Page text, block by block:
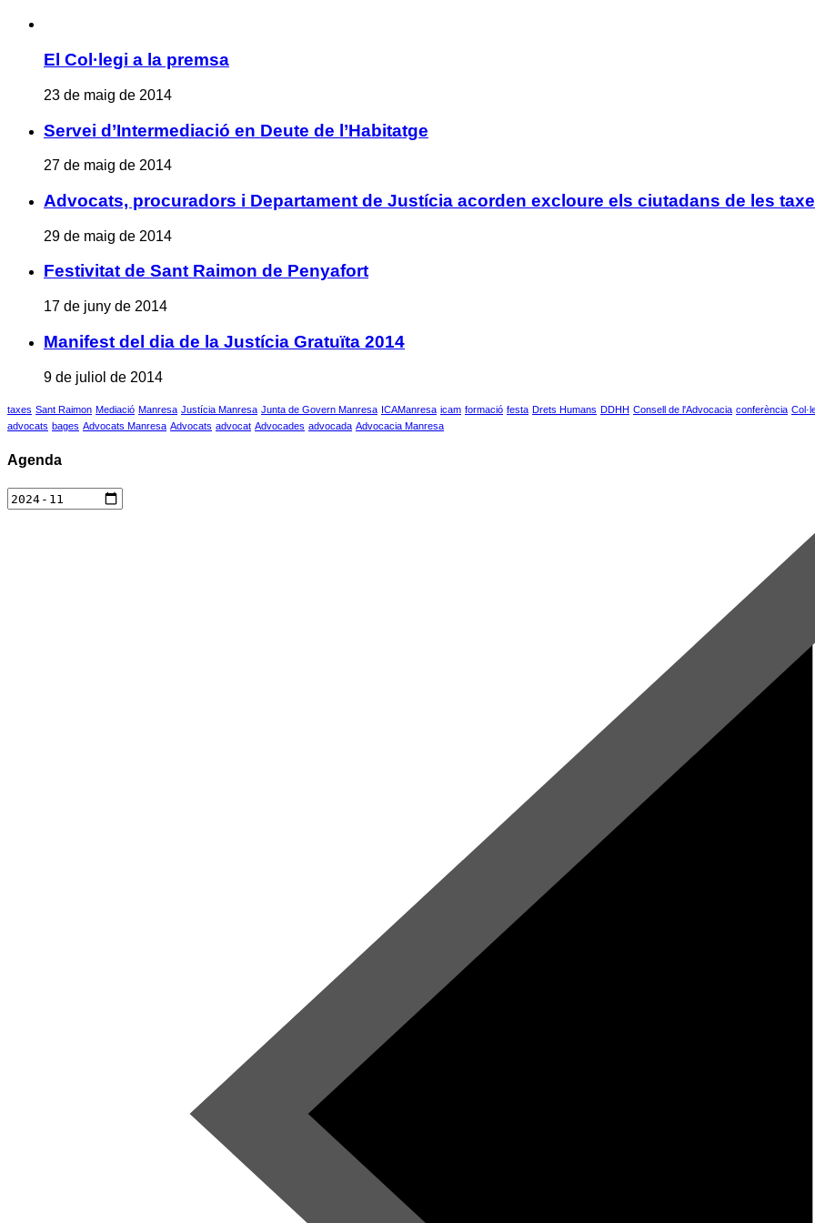
El Col·legi a la premsa
23 de maig de 2014
Servei d’Intermediació en Deute de l’Habitatge
27 de maig de 2014
Advocats, procuradors i Departament de Justícia acorden excloure els ciutadans de les
29 de maig de 2014
Festivitat de Sant Raimon de Penyafort
17 de juny de 2014
Manifest del dia de la Justícia Gratuïta 2014
9 de juliol de 2014
taxes Sant Raimon Mediació Manresa Justícia Manresa Junta de Govern Manresa ICAManresa icam formació festa Drets Humans DDHH Consell de l'Advocacia conferència
advocats bages Advocats Manresa Advocats advocat Advocades advocada Advocacia Manresa
Agenda